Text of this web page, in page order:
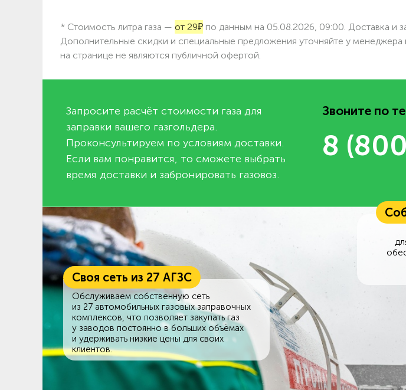
* Стоимость литра газа — от 29₽ по данным на 05.08.2026, 09:00. Доставка и
Дополнительные скидки и специальные предложения уточняйте у менеджера
на странице не являются публичной офертой.
Запросите расчёт стоимости газа для
заправки вашего газгольдера.
Проконсультируем по условиям доставки.
Если вам понравится, то сможете выбрать
время доставки и забронировать газовоз.
Звоните по
8
Своя сеть из 27 АГЗС
Обслуживаем собственную сеть
из 27 автомобильных газовых заправочных
комплексов, что позволяет закупать газ
у заводов постоянно в больших объёмах
и удерживать низкие цены для своих
клиентов.